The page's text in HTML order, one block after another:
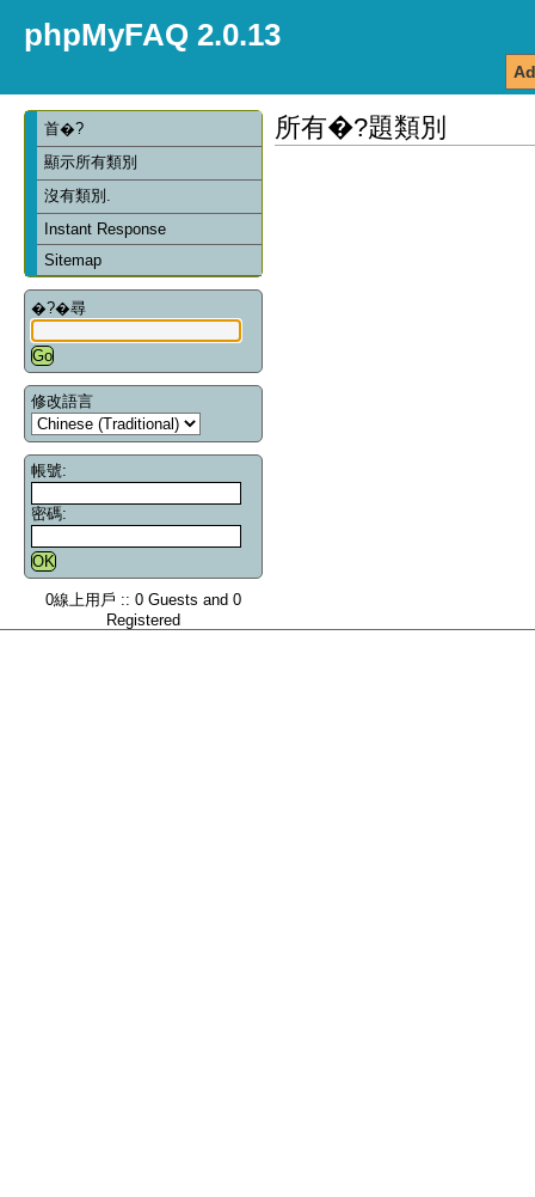
phpMyFAQ 2.0.13
首�?
顯示所有類別
沒有類別.
Instant Response
Sitemap
�?�尋
修改語言
帳號:
密碼:
0線上用戶 :: 0 Guests and 0
Registered
所有�?題類別